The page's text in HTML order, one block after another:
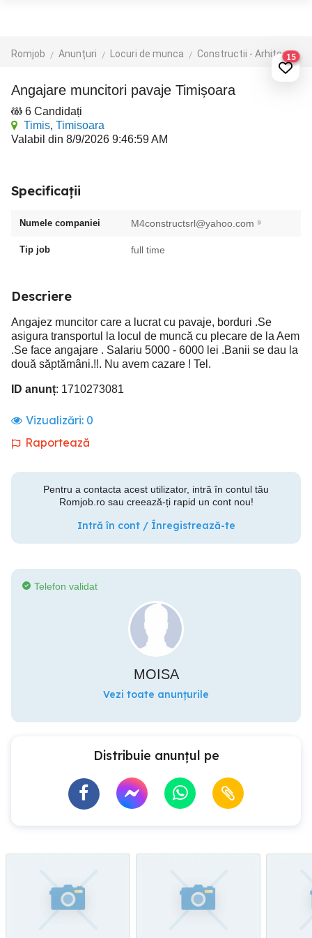
Romjob Anunțuri Locuri de munca Constructii - Arhitectura - Design15
Angajare muncitori pavaje Timișoara
6 Candidați
Timis, Timisoara
Valabil din 8/9/2026 9:46:59 AM
Specificații
Numele companiei M4constructsrl@yahoo.com ⁹
Tip job full time
Descriere
Angajez muncitor care a lucrat cu pavaje, borduri .Se
asigura transportul la locul de muncă cu plecare de la Aem
.Se face angajare . Salariu 5000 - 6000 lei .Banii se dau la
două săptămâni.!!. Nu avem cazare ! Tel.
ID anunț: 1710273081
Vizualizări: 0
Raportează
Pentru a contacta acest utilizator, intră în contul tău
Romjob.ro sau creează-ți rapid un cont nou!
Intră în cont / Înregistrează-te
Telefon validat
MOISA
Vezi toate anunțurile
Distribuie anunțul pe